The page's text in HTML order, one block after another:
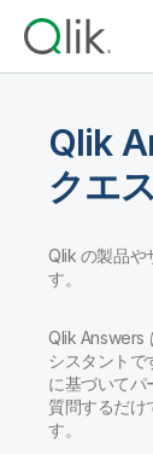
Back
Back
Back
Qlik が選
テクノロ
Qlik のデータ統
データ分
Back
データ統
適切なデータ
トな意思決定
Back
イベント
Qlik
クエ
Qlik の製品や
す。
Qlik Answers
シスタント
に基づいてパ
質問するだけ
す。